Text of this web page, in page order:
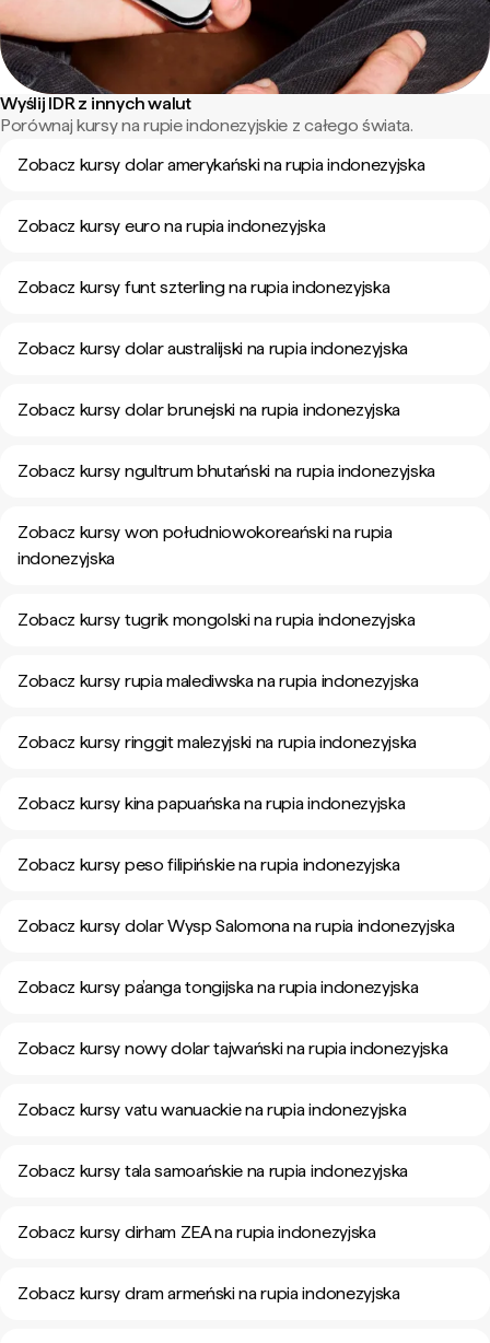
Wyślij IDR z innych walut
Porównaj kursy na rupie indonezyjskie z całego świata.
Zobacz kursy dolar amerykański na rupia indonezyjska
Zobacz kursy euro na rupia indonezyjska
Zobacz kursy funt szterling na rupia indonezyjska
Zobacz kursy dolar australijski na rupia indonezyjska
Zobacz kursy dolar brunejski na rupia indonezyjska
Zobacz kursy ngultrum bhutański na rupia indonezyjska
Zobacz kursy won południowokoreański na rupia
indonezyjska
Zobacz kursy tugrik mongolski na rupia indonezyjska
Zobacz kursy rupia malediwska na rupia indonezyjska
Zobacz kursy ringgit malezyjski na rupia indonezyjska
Zobacz kursy kina papuańska na rupia indonezyjska
Zobacz kursy peso filipińskie na rupia indonezyjska
Zobacz kursy dolar Wysp Salomona na rupia indonezyjska
Zobacz kursy pa’anga tongijska na rupia indonezyjska
Zobacz kursy nowy dolar tajwański na rupia indonezyjska
Zobacz kursy vatu wanuackie na rupia indonezyjska
Zobacz kursy tala samoańskie na rupia indonezyjska
Zobacz kursy dirham ZEA na rupia indonezyjska
Zobacz kursy dram armeński na rupia indonezyjska